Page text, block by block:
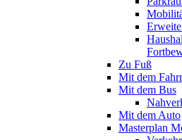
Zu Fuß
Mit dem
Mit dem Bus
Mit dem Auto
Masterplan